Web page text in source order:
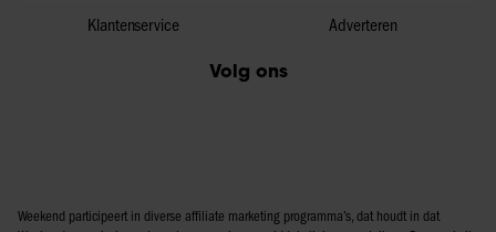
Klantenservice
Adverteren
Volg ons
Weekend participeert in diverse affiliate marketing programma’s, dat houdt in dat